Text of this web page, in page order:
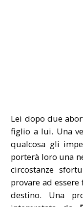
Lei dopo due
figlio a lui. Una
qualcosa gli
porterà loro una
circostanze
provare ad
destino. Una